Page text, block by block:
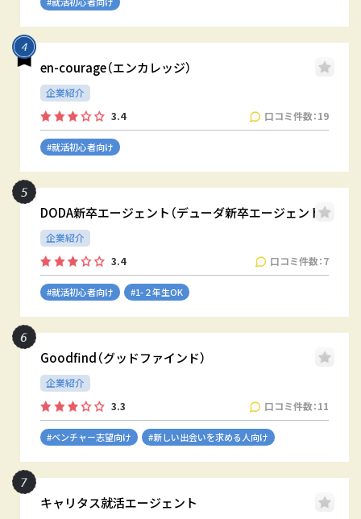
en-courage（エンカレッジ）
企業紹介
3.4
口コミ件数：19
#就活初心者向け
DODA新卒エージェント（デューダ新卒エージェント）
企業紹介
3.4
口コミ件数：7
#就活初心者向け #1-２年生OK
Goodfind（グッドファインド）
企業紹介
3.3
口コミ件数：11
#ベンチャー志望向け #新しい出会いを求める人向け
キャリタス就活エージェント